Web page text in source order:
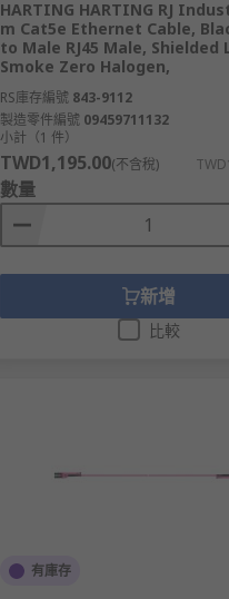
等多款不同規格、型號的
HARTING HARTING RJ
m Cat5e Ethernet Cable,
to Male RJ45 Male, Shielded
Smoke Zero Halogen,
RS庫存編號 843-9112
製造零件編號 09459711132
小計（1 件）
TWD1,195.00(不含稅)
數量
新增
比較
有庫存